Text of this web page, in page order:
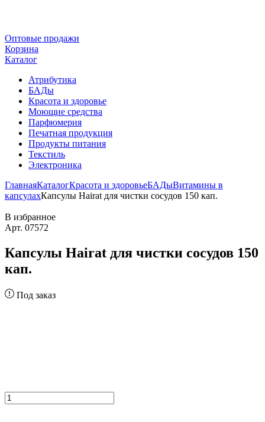
Оптовые продажи
Корзина
Каталог
Атрибутика
БАДы
Красота и здоровье
Моющие средства
Парфюмерия
Печатная продукция
Продукты питания
Текстиль
Электроника
ГлавнаяКаталогКрасота и здоровьеБАДыВитамины в
капсулахКапсулы Hairat для чистки сосудов 150 кап.
В избранное
Арт. 07572
Капсулы Hairat для чистки сосудов 150
кап.
Под заказ